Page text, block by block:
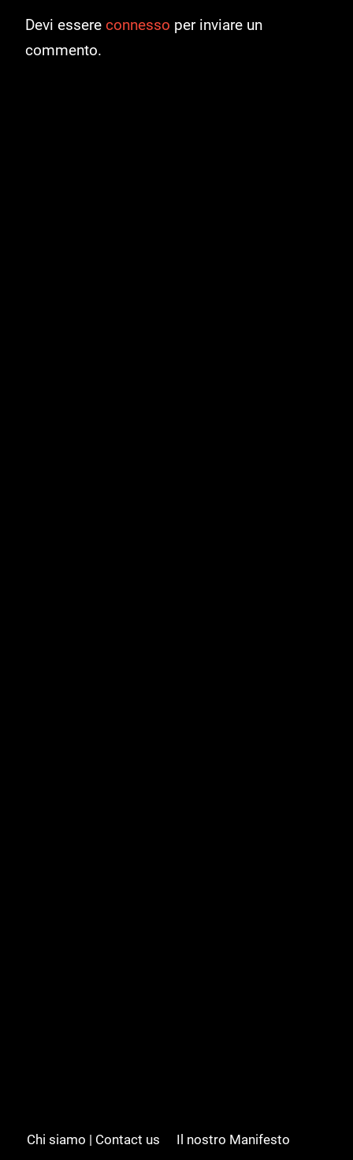
Devi essere connesso per inviare un
commento.
Chi siamo | Contact us Il nostro Manifesto